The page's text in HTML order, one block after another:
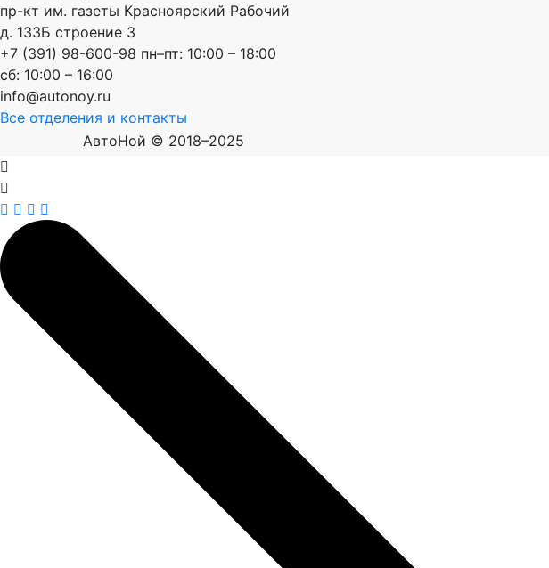
пр-кт им. газеты Красноярский Рабочий
д. 133Б строение 3
+7 (391) 98-600-98 пн–пт: 10:00 – 18:00
сб: 10:00 – 16:00
info@autonoy.ru
Все отделения и контакты
АвтоНой © 2018–2025